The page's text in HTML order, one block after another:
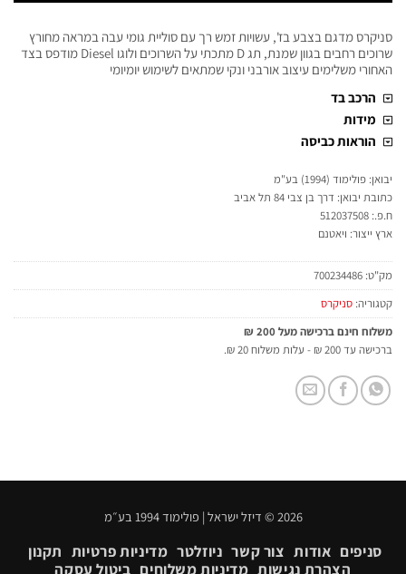
סניקרס מדגם בצבע בז', עשויות זמש רך עם סוליית גומי עבה במראה מחורץ
שרוכים רחבים בגוון שמנת, תג D מתכתי על השרוכים ולוגו Diesel מודפס בצד
האחורי משלימים עיצוב אורבני ונקי שמתאים לשימוש יומיומי
הרכב בד
מידות
הוראות כביסה
יבואן: פולימוד (1994) בע"מ
כתובת יבואן: דרך בן צבי 84 תל אביב
ח.פ.: 512037508
ארץ ייצור: ויאטנם
מק"ט: 700234486
קטגוריה: סניקרס
משלוח חינם ברכישה מעל 200 ₪
ברכישה עד 200 ₪ - עלות משלוח 20 ₪.
2026 © דיזל ישראל | פולימוד 1994 בע״מ
סניפים אודות צור קשר ניוזלטר מדיניות פרטיות תקנון
הצהרת נגישות מדיניות משלוחים ביטול עסקה